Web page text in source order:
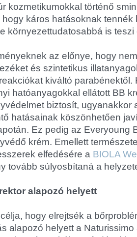
kozmetikumokkal történő
káros hatásoknak tennék
környezettudatosabbá is teszi
az előnye, hogy
és szintetikus
kiváltó parabénektől.
hatóanyagokkal ellátott BB
biztosít, ugyanakkor
hatásainak köszönhetően
Ez pedig az Everyoung
krém. Emellett
elfedésére a BIOLA
tovább súlyosbítaná a
alapozó helyett
hogy elrejtsék a
alapozó helyett a